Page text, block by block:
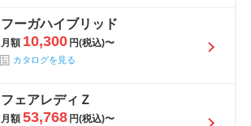
フーガハイブリッド
月額 10,300 円(税込)〜
カタログを見る
フェアレディＺ
月額 53,768 円(税込)〜